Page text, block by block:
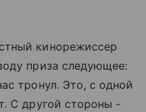
кинорежиссер
приза следующее:
тронул. Это, с одной
С другой стороны -